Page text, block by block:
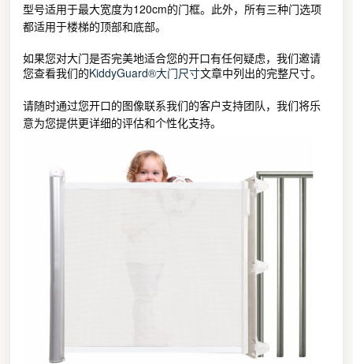
型号适用于最大宽度为120cm的门框。此外，所有三种门选项
都适用于楼梯的顶部和底部。
如果您对大门是否完美地适合您的开口有任何疑虑，我们邀请
您查看我们的KiddyGuard®大门尺寸文章中列出的完整尺寸。
请随时通过您开口的图像联系我们的客户支持团队，我们将乐
意为您提供更详细的评估和个性化支持。